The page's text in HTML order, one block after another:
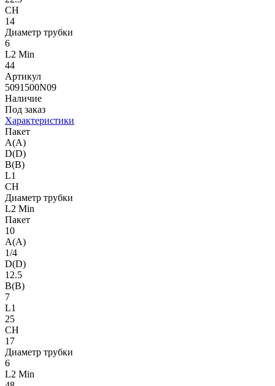
CH
14
Диаметр трубки
6
L2 Min
44
Артикул
5091500N09
Наличие
Под заказ
Характеристики
Пакет
A(A)
D(D)
B(B)
L1
CH
Диаметр трубки
L2 Min
Пакет
10
A(A)
1/4
D(D)
12.5
B(B)
7
L1
25
CH
17
Диаметр трубки
6
L2 Min